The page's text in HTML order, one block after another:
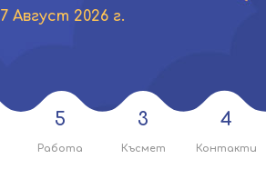
7 Август 2026 г.
5
Работа
3
Късмет
4
Контакти